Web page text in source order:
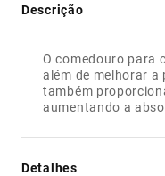
Descrição
O comedouro para
além de melhorar
também
aumentando a
Detalhes